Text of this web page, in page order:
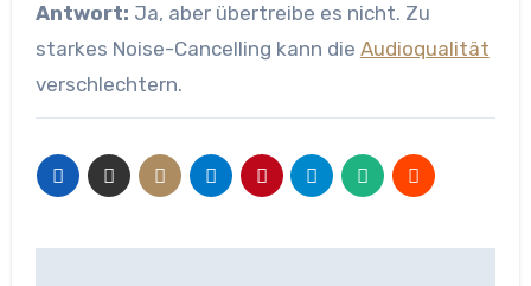
Antwort: Ja, aber übertreibe es nicht. Zu
starkes Noise-Cancelling kann die Audioqualität
verschlechtern.